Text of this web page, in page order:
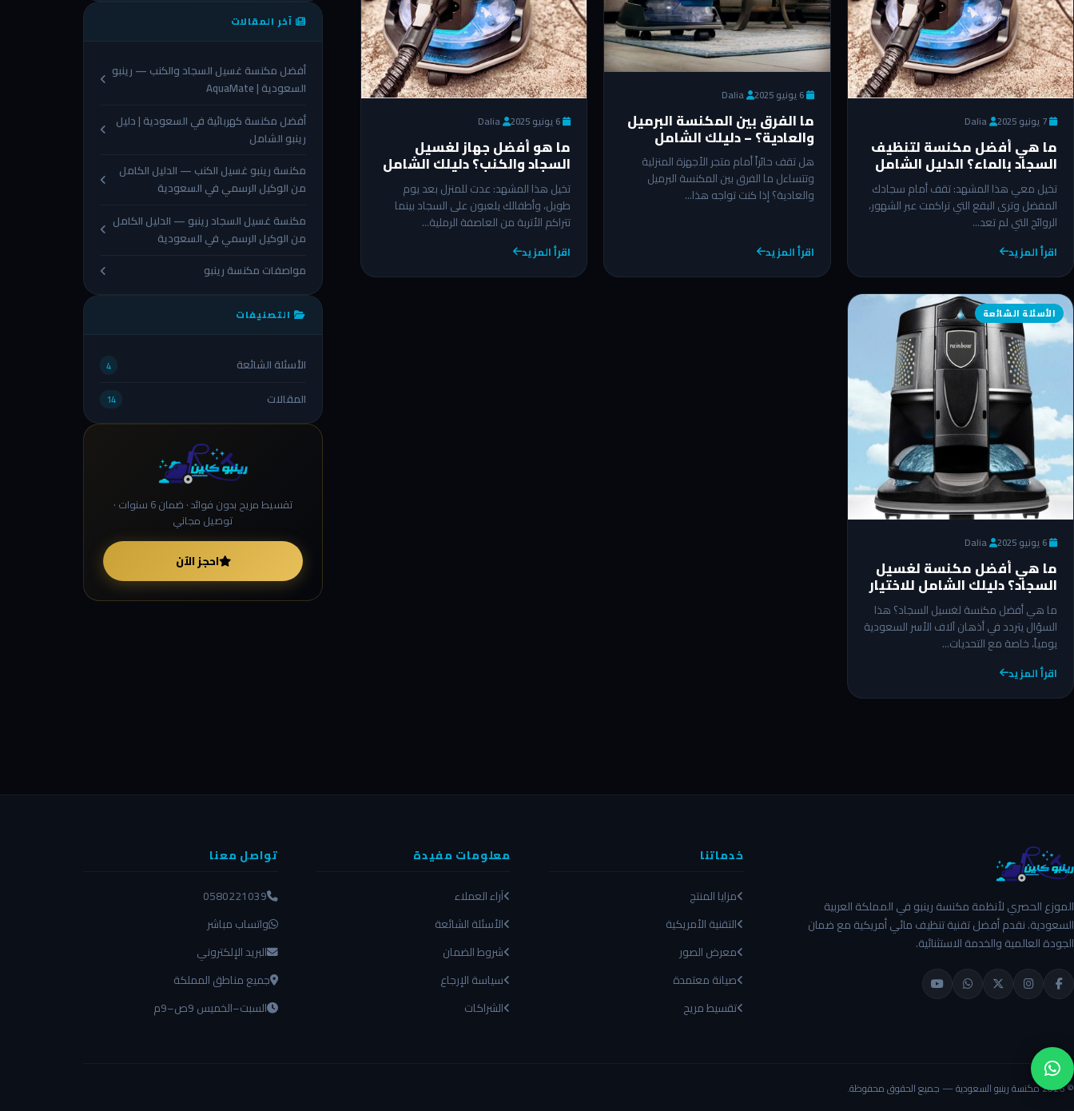
ما هي أفضل مكنسة لتنظيف
السجاد بالماء؟ الدليل الشامل
2025
تخيل معي هذا المشهد: تقف أمام سجادك
المفضل وترى البقع التي تراكمت عبر الشهور،
الروائح التي لم تعد…
اقرأ المزيد
6 يونيو 2025 Dalia
ما الفرق بين المكنسة البرميل
والعادية؟ – دليلك الشامل
للاختيار الأمثل 2025
هل تقف حائراً أمام متجر الأجهزة المنزلية
وتتساءل ما الفرق بين المكنسة البرميل
والعادية؟ إذا كنت تواجه هذا…
اقرأ المزيد
6 يونيو 2025 Dalia
ما هو أفضل جهاز لغسيل
السجاد والكنب؟ دليلك الشامل
2026
تخيل هذا المشهد: عدت للمنزل بعد يوم
طويل، وأطفالك يلعبون على السجاد بينما
تتراكم الأتربة من العاصفة الرملية…
اقرأ المزيد
الأسئلة الشائعة
ما هي أفضل مكنسة لغسيل
السجاد؟ دليلك الشامل للاختيار
الصحيح في 2026
ما هي أفضل مكنسة لغسيل السجاد؟ هذا
السؤال يتردد في أذهان آلاف الأسر السعودية
يومياً، خاصة مع التحديات…
اقرأ المزيد
آخر المقالات
أفضل مكنسة غسيل السجاد والكنب — رينبو
السعودية | AquaMate
أفضل مكنسة كهربائية في السعودية | دليل
رينبو الشامل
مكنسة رينبو غسيل الكنب — الدليل الكامل
من الوكيل الرسمي في السعودية
مكنسة غسيل السجاد رينبو — الدليل الكامل
من الوكيل الرسمي في السعودية
مواصفات مكنسة رينبو
التصنيفات
الأسئلة الشائعة 4
المقالات 14
تقسيط مريح بدون فوائد · ضمان 6 سنوات ·
توصيل مجاني
احجز الآن
الموزع الحصري لأنظمة مكنسة رينبو في المملكة العربية
السعودية. نقدم أفضل تقنية تنظيف مائي أمريكية مع ضمان
الجودة العالمية والخدمة الاستثنائية.
خدماتنا
مزايا المنتج
التقنية الأمريكية
معرض الصور
صيانة معتمدة
تقسيط مريح
معلومات مفيدة
آراء العملاء
الأسئلة الشائعة
شروط الضمان
سياسة الإرجاع
الشراكات
تواصل معنا
0580221039
واتساب مباشر
البريد الإلكتروني
جميع مناطق المملكة
السبت–الخميس 9ص–9م
© 2026 مكنسة رينبو السعودية — جميع الحقوق محفوظة.